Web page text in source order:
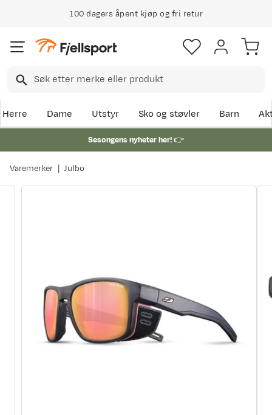
100 dagers åpent kjøp og fri retur
Herre Dame Utstyr Sko og støvler Barn
Sesongens nyheter her!👉
Varemerker Julbo